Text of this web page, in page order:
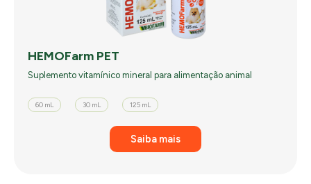
HEMOFarm PET
Suplemento vitamínico mineral para alimentação animal
60 mL 30 mL 125 mL
Saiba mais